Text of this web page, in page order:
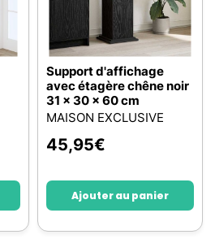
Support d'affichage
avec étagère chêne noir
31 x 30 x 60 cm
MAISON EXCLUSIVE
45,95€
Ajouter au panier